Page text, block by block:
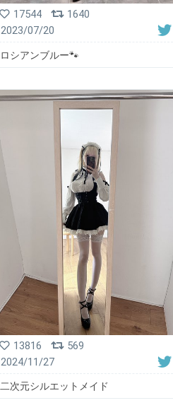
17544
1640
2023/07/20
ロシアンブルー🐾
13816
569
2024/11/27
二次元シルエットメイド